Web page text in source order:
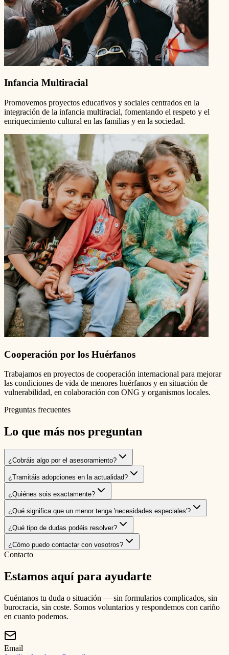
Infancia Multiracial
Promovemos proyectos educativos y sociales centrados en la
integración de la infancia multiracial, fomentando el respeto y el
enriquecimiento cultural en las familias y en la sociedad.
Cooperación por los Huérfanos
Trabajamos en proyectos de cooperación internacional para mejorar
las condiciones de vida de menores huérfanos y en situación de
vulnerabilidad, en colaboración con ONG y organismos locales.
Preguntas frecuentes
Lo que más nos preguntan
¿Cobráis algo por el asesoramiento?
¿Tramitáis adopciones en la actualidad?
¿Quiénes sois exactamente?
¿Qué significa que un menor tenga 'necesidades especiales'?
¿Qué tipo de dudas podéis resolver?
¿Cómo puedo contactar con vosotros?
Contacto
Estamos aquí para ayudarte
Cuéntanos tu duda o situación — sin formularios complicados, sin
burocracia, sin coste. Somos voluntarios y respondemos con cariño
en cuanto podemos.
Email